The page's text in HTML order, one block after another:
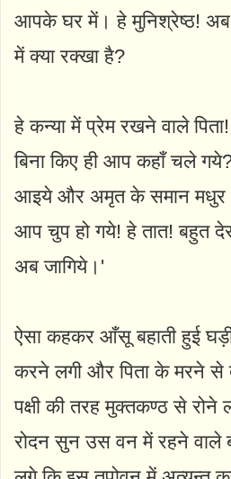
आपके घर में। हे मुनिश्रेष्ठ!
में क्या रक्खा है?
हे कन्या में प्रेम रखने वाले पिता!
बिना किए ही आप कहाँ चले
आइये और अमृत के समान मधुर
आप चुप हो गये! हे तात! बहुत
अब जागिये।'
ऐसा कहकर आँसू बहाती हुई
करने लगी और पिता के मरने से
पक्षी की तरह मुक्तकण्ठ से
रोदन सुन उस वन में रहने वाले